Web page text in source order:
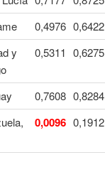
0,4976 0,6422
y
0,5311 0,6275
0,7608 0,8284
0,0096 0,1912